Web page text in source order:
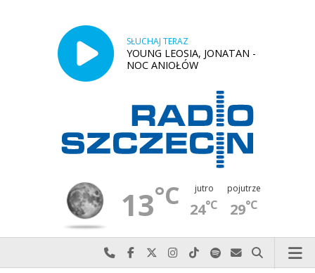
SŁUCHAJ TERAZ
YOUNG LEOSIA, JONATAN -
NOC ANIOŁÓW
13°C jutro
24°C
pojutrze
29°C
Najlepiej po prostu do nas zadzwoń
Odwiedź nas na Facebook-u
Odwiedź nas na X
Odwiedź nas na Instagram-ie
Odwiedź nas na TikTok-u
Szukaj nas na Spotify
Wyślij do nas
Szukaj